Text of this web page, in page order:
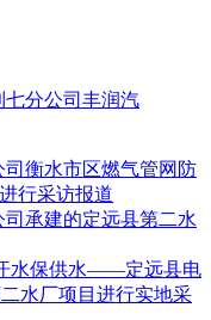
分公司丰润汽
衡水市区燃气管网防
行采访报道
承建的定远县第二水
水保供水——定远县电
水厂项目进行实地采